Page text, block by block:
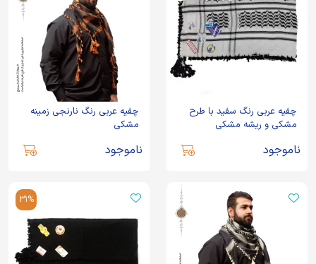
چفیه عربی رنگ سفید با طرح
مشکی و ریشه مشکی
ناموجود
چفیه عربی رنگ نارنجی زمینه
مشکی
ناموجود
31%